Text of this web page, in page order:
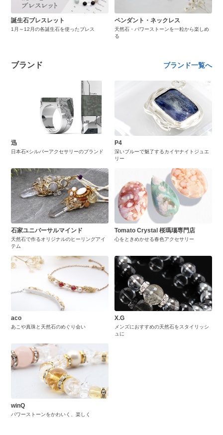
誕生石ブレスレット
1月～12月の各誕生石を使ったブレス
ペンダント・ネックレス
天然石・パワーストーンを一粒から楽しめ
る
ブランド ブランド一覧へ
迅
日本石×シルバーアクセサリーのブランド
P4
深いブルーで魅了するカイヤナイトジュエ
リー
石家ユニバーサルマインド
天然石で作るオリジナルのヒーリングアイ
テム
Tomato Crystal 桜瑪瑙専門店
心をときめかせる春色アクセサリー
aco
あこや真珠と天然石のめぐり会い
X.G
メンズにおすすめの天然石をスタイリッシ
ュに
winQ
パワーストーンをかわいく、楽しく